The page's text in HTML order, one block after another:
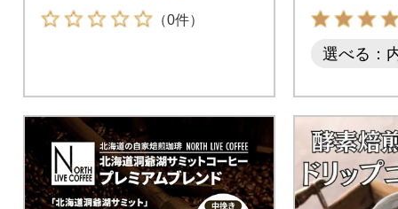
（0件）
選べる：